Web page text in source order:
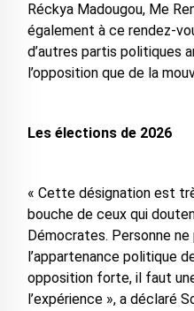
Réckya Madougou, Me
également à ce rendez-
d’autres partis politiques
l’opposition que de la
Les élections de 2026
« Cette désignation est
bouche de ceux qui
Démocrates. Personne
l’appartenance politique
opposition forte, il faut
l’expérience », a déclaré